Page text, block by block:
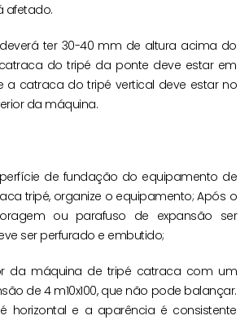
afetado.
ter 30-40 mm de altura acima do
do tripé da ponte deve estar em
a catraca do tripé vertical deve estar no
da máquina.
de fundação do equipamento de
tripé, organize o equipamento; Após o
ou parafuso de expansão ser
ser perfurado e embutido;
da máquina de tripé catraca com um
de 4 m10x100, que não pode balançar.
horizontal e a aparência é consistente